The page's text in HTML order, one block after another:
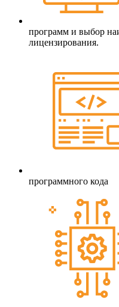
программ и выбор
лицензирования.
программного кода